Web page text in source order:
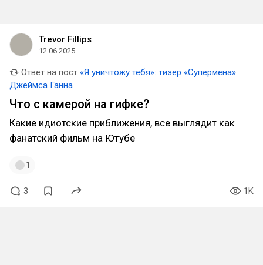
Trevor Fillips
12.06.2025
Ответ на пост «Я уничтожу тебя»: тизер «Супермена»
Джеймса Ганна
Что с камерой на гифке?
Какие идиотские приближения, все выглядит как
фанатский фильм на Ютубе
1
3 1K